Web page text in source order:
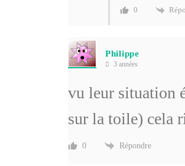
0
Philippe
3 années
vu leur situation
sur la toile) cela
0 Répondre